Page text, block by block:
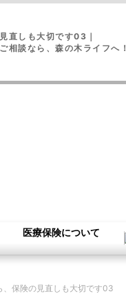
直しも大切です03｜
相談なら、森の木ライフへ！
、保険の見直しも大切です03